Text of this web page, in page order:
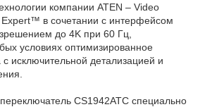
компании ATEN – Video
в сочетании с интерфейсом
до 4K при 60 Гц,
условиях оптимизированное
исключительной детализацией и
CS1942ATC специально